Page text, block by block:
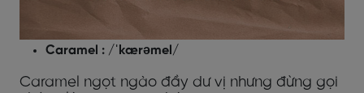
Caramel : /ˈkærəmel/
Caramel ngọt ngào đầy dư vị nhưng đừng gọi